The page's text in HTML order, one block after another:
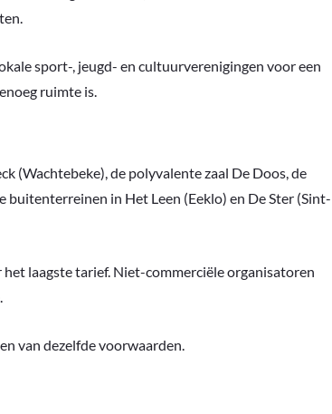
sport-, jeugd- en cultuurverenigingen voor een
ruimte is.
(Wachtebeke), de polyvalente zaal De Doos, de
buitenterreinen in Het Leen (Eeklo) en De Ster (Sint-
laagste tarief. Niet-commerciële organisatoren
van dezelfde voorwaarden.